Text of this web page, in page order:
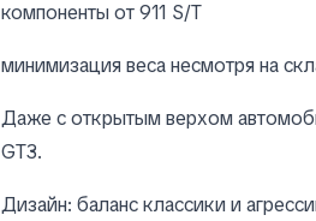
компоненты от 911 S/T
минимизация веса несмотря на
Даже с открытым верхом
GT3.
Дизайн: баланс классики и